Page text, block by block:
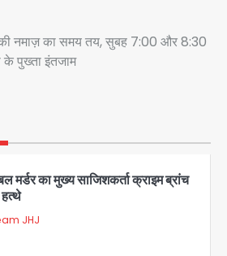
नमाज़ का समय तय, सुबह 7:00 और 8:30
के पुख्ता इंतजाम
साल बाद कानून के शिकंजे में आया हत्या का
आरोपी
मर्डर का मुख्य साजिशकर्ता क्राइम ब्रांच
JHJ